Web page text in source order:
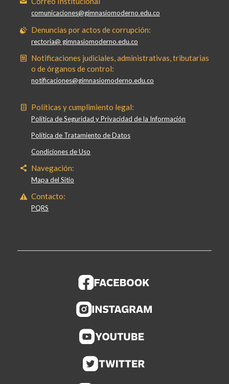
comunicaciones@gimnasiomoderno.edu.co
Denuncias por actos de corrupción:
rectoria@ gimnasiomoderno.edu.co
Notificaciones judiciales, administrativas, tributarias
o de órganos de control:
notificaciones@gimnasiomoderno.edu.co
Políticas y cumplimiento legal:
Política de Seguridad y Privacidad de la Información
Política de Tratamiento de Datos
Condiciones de Uso
Navegación:
Mapa del Sitio
Contacto:
PQRS